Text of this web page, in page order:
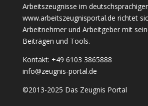
Arbeitszeugnisse im
www.arbeitszeugnisportal.de richtet
Arbeitnehmer und Arbeitgeber mit
Beiträgen und Tools.
Kontakt: +49 6103 3865888
info@zeugnis-portal.de
©2013-2025 Das Zeugnis Portal